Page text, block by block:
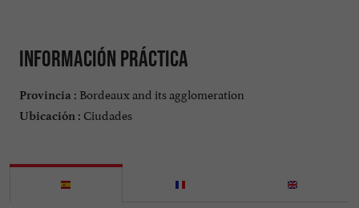
Información práctica
Provincia : Bordeaux and its agglomeration
Ubicación : Ciudades